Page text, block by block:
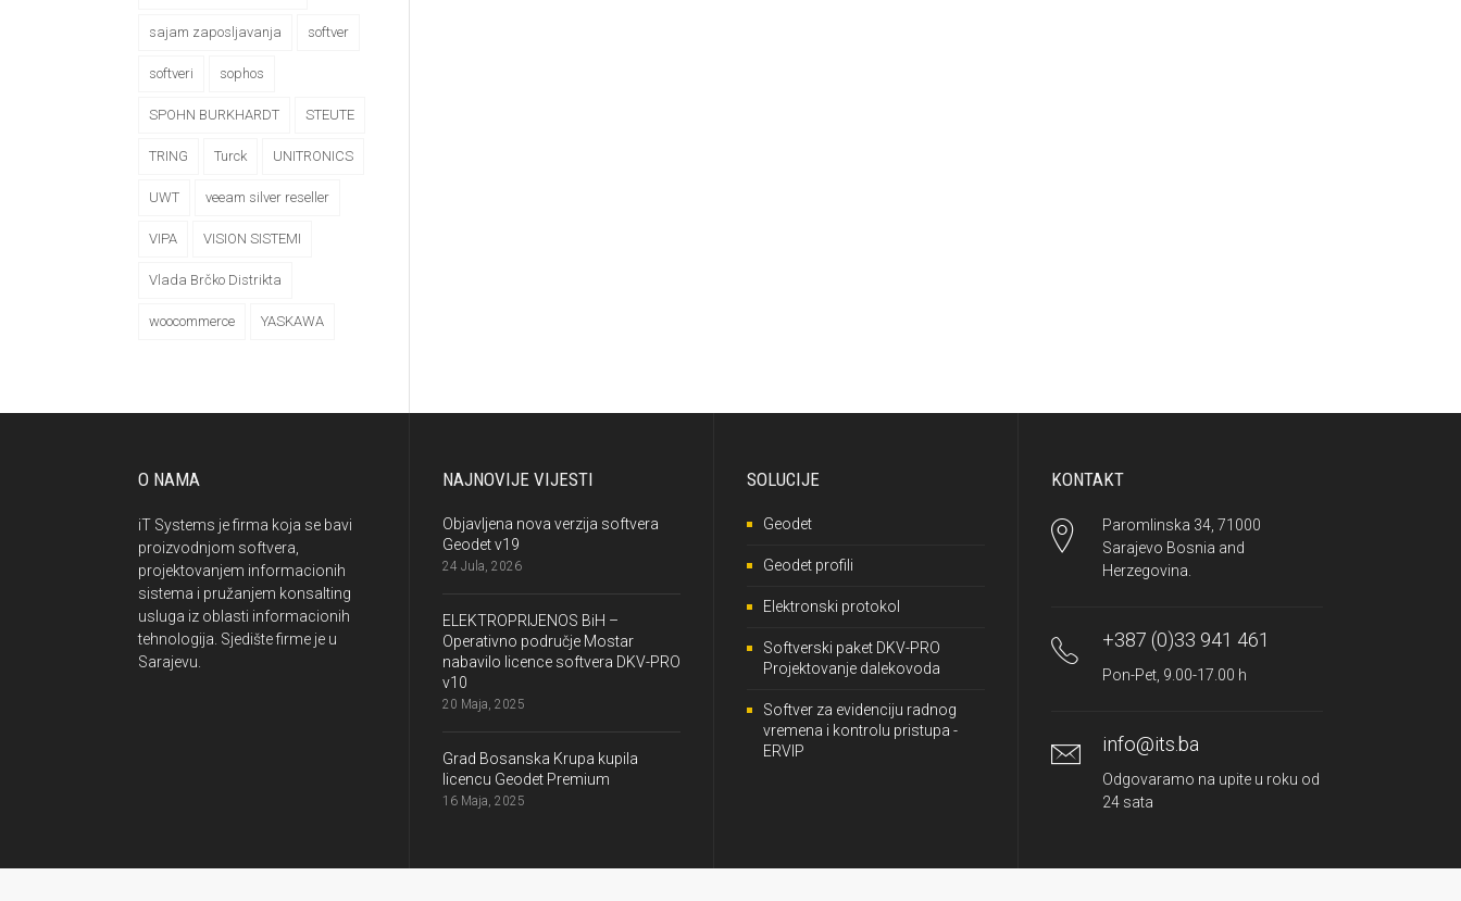
sajam zaposljavanja softver
softveri sophos
SPOHN BURKHARDT STEUTE
TRING Turck UNITRONICS
UWT veeam silver reseller
VIPA VISION SISTEMI
Vlada Brčko Distrikta
woocommerce YASKAWA
O NAMA
iT Systems je firma koja se bavi
proizvodnjom softvera,
projektovanjem informacionih
sistema i pružanjem konsalting
usluga iz oblasti informacionih
tehnologija. Sjedište firme je u
Sarajevu.
NAJNOVIJE VIJESTI
Objavljena nova verzija softvera
Geodet v19
24 Jula, 2026
ELEKTROPRIJENOS BiH –
Operativno područje Mostar
nabavilo licence softvera DKV-PRO
v10
20 Maja, 2025
Grad Bosanska Krupa kupila
licencu Geodet Premium
16 Maja, 2025
SOLUCIJE
Geodet
Geodet profili
Elektronski protokol
Softverski paket DKV-PRO
Projektovanje dalekovoda
Softver za evidenciju radnog
vremena i kontrolu pristupa -
ERVIP
KONTAKT
Paromlinska 34, 71000
Sarajevo Bosnia and
Herzegovina.
+387 (0)33 941 461
Pon-Pet, 9.00-17.00 h
info@its.ba
Odgovaramo na upite u roku od
24 sata